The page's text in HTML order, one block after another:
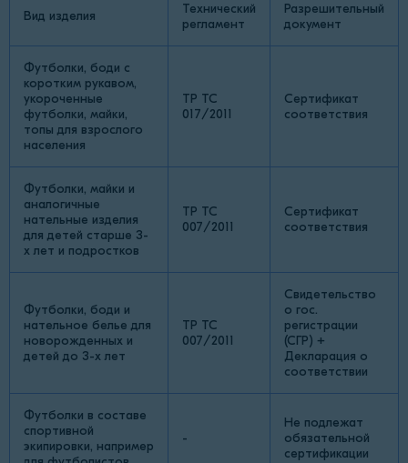
Вид изделия
Технический
регламент
Разрешительный
документ
Футболки, боди с
коротким рукавом,
укороченные
футболки, майки,
топы для взрослого
населения
ТР ТС
017/2011
Сертификат
соответствия
Футболки, майки и
аналогичные
нательные изделия
для детей старше 3-
х лет и подростков
ТР ТС
007/2011
Сертификат
соответствия
Футболки, боди и
нательное белье для
новорожденных и
детей до 3-х лет
ТР ТС
007/2011
Свидетельство
о гос.
регистрации
(СГР) +
Декларация о
соответствии
Футболки в составе
спортивной
экипировки, например
-
Не подлежат
обязательной
сертификации